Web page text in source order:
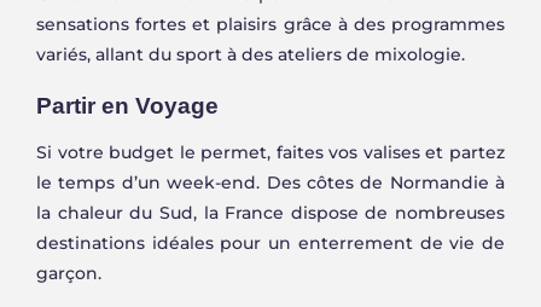
sensations fortes et plaisirs grâce à des programmes
variés, allant du sport à des ateliers de mixologie.
Partir en Voyage
Si votre budget le permet, faites vos valises et partez
le temps d’un week-end. Des côtes de Normandie à
la chaleur du Sud, la France dispose de nombreuses
destinations idéales pour un enterrement de vie de
garçon.